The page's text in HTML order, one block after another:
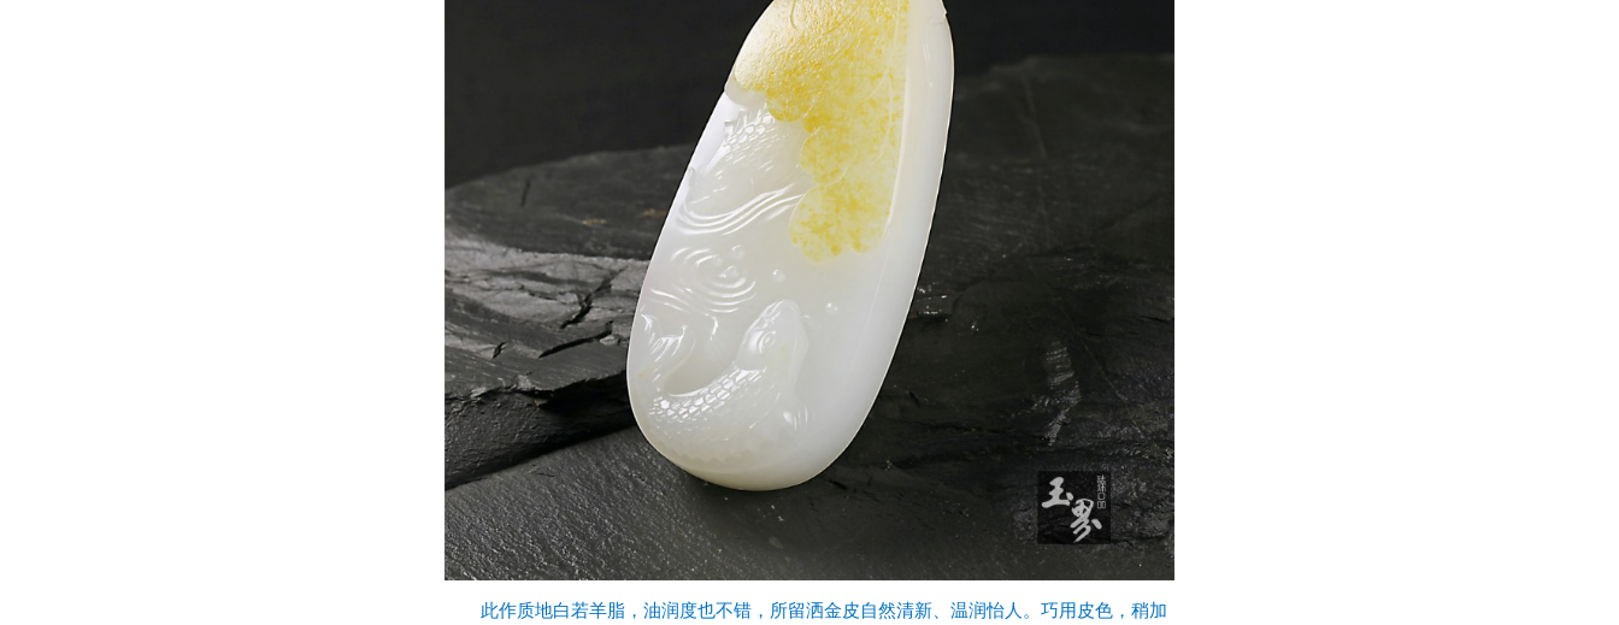
此作质地白若羊脂，油润度也不错，所留洒金皮自然清新、温润怡人。巧用皮色，稍加